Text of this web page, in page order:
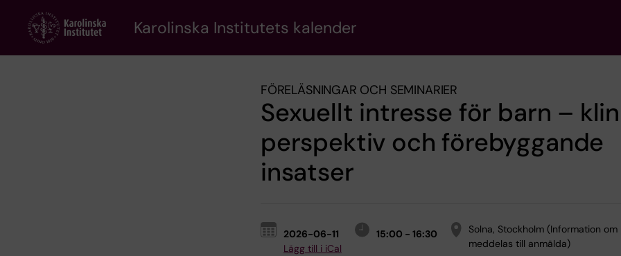
content
Karolinska Institutets kalender
FÖRELÄSNINGAR OCH SEMINARIER
Sexuellt intresse för barn –
perspektiv och förebyggande
insatser
2026-06-11
15:00 - 16:30
Lägg till i iCal
Solna, Stockholm (Information
meddelas till anmälda)